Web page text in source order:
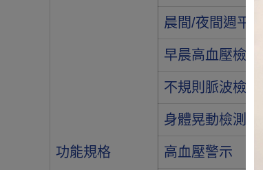
功能規格
晨間/夜間週平均
早晨高血壓檢測
不規則脈波檢測
身體晃動檢測
高血壓警示